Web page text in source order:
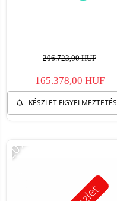
206.723,00 HUF
165.378,00 HUF
KÉSZLET FIGYELMEZTETÉS
-20%